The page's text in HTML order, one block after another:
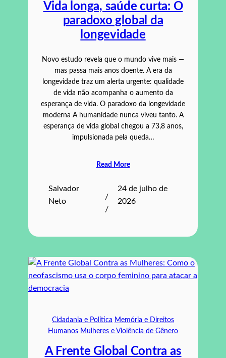
Vida longa, saúde curta: O
paradoxo global da
longevidade
Novo estudo revela que o mundo vive mais —
mas passa mais anos doente. A era da
longevidade traz um alerta urgente: qualidade
de vida não acompanha o aumento da
esperança de vida. O paradoxo da longevidade
moderna A humanidade nunca viveu tanto. A
esperança de vida global chegou a 73,8 anos,
impulsionada pela queda…
Read More
Salvador
Neto
/
/
24 de julho de
2026
Cidadania e Política Memória e Direitos
Humanos Mulheres e Violência de Gênero
A Frente Global Contra as